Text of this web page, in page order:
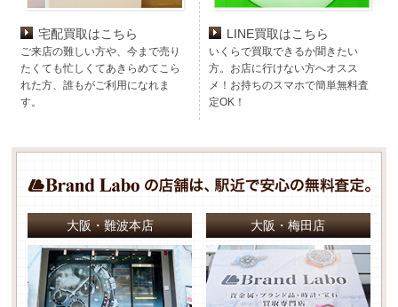
宅配買取はこちら
ご来店の難しい方や、今まで売り
たくても忙しくてあきらめてこら
れた方、誰もがご利用になれま
す。
LINE買取はこちら
いくらで買取できるか聞きたい
方。お店に行けない方へオスス
メ！お持ちのスマホで簡単無料査
定OK！
大阪・難波本店 大阪・梅田店